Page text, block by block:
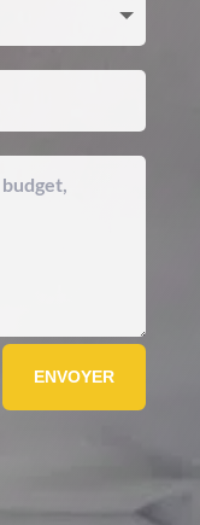
ENVOYER